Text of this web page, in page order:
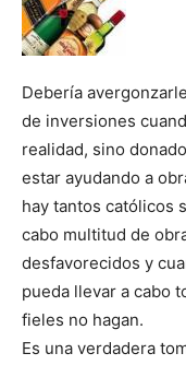
Debería
de inversiones
realidad, sino
estar ayudando a
hay tantos católicos
cabo multitud de
desfavorecidos y
pueda llevar a cabo
fieles no hagan.
Es una verdadera